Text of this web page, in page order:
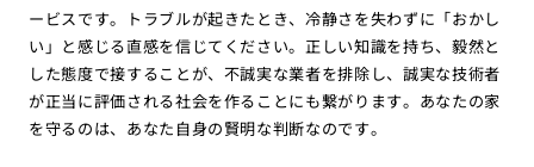
ービスです。トラブルが起きたとき、冷静さを失わずに「おかし
い」と感じる直感を信じてください。正しい知識を持ち、毅然と
した態度で接することが、不誠実な業者を排除し、誠実な技術者
が正当に評価される社会を作ることにも繋がります。あなたの家
を守るのは、あなた自身の賢明な判断なのです。